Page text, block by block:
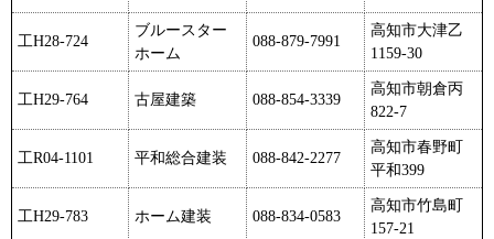
工H28-724
ブルースター
ホーム
088-879-7991
高知市大津乙
1159-30
工H29-764 古屋建築 088-854-3339
高知市朝倉丙
822-7
工R04-1101 平和総合建装 088-842-2277
高知市春野町
平和399
工H29-783 ホーム建装 088-834-0583
高知市竹島町
157-21